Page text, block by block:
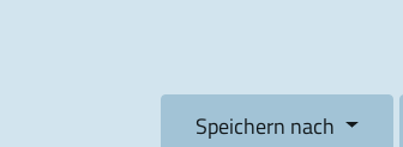
Speichern nach